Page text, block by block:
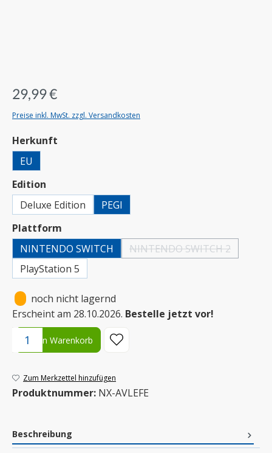
29,99 €
Preise inkl. MwSt. zzgl. Versandkosten
Herkunft
EU
Edition
Deluxe Edition
PEGI
Plattform
NINTENDO SWITCH
NINTENDO SWITCH 2
(Diese Option ist zurzeit
PlayStation 5
noch nicht lagernd
Erscheint am 28.10.2026. Bestelle jetzt vor!
Produkt Anzahl: Gib den gewünschten Wert ein oder benutze
In den Warenkorb
Zum Merkzettel hinzufügen
Produktnummer: NX-AVLEFE
Beschreibung